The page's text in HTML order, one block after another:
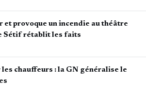
et provoque un incendie au théâtre
Sétif rétablit les faits
chauffeurs : la GN généralise le